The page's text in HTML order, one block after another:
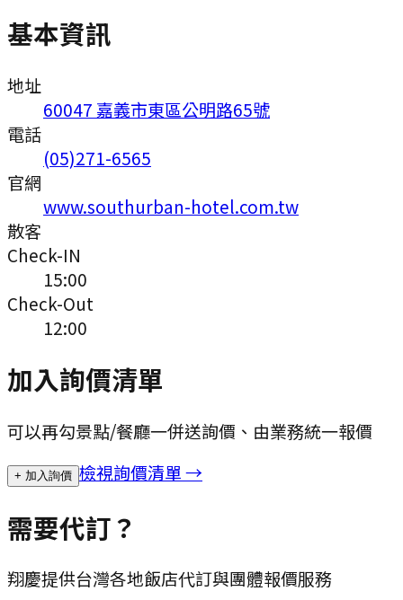
基本資訊
地址
60047 嘉義市東區公明路65號
電話
(05)271-6565
官網
www.southurban-hotel.com.tw
散客
Check-IN
15:00
Check-Out
12:00
加入詢價清單
可以再勾景點/餐廳一併送詢價、由業務統一報價
+ 加入詢價 檢視詢價清單 →
需要代訂？
翔慶提供台灣各地飯店代訂與團體報價服務